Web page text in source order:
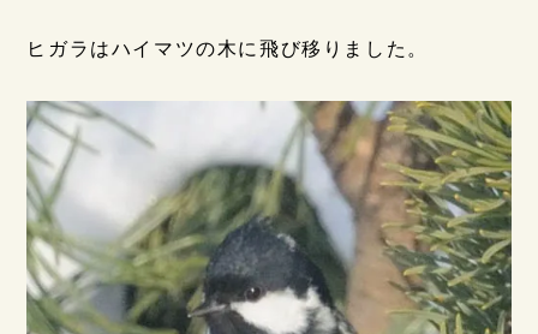
ヒガラはハイマツの木に飛び移りました。